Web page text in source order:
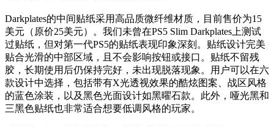
Darkplates的中间贴纸采用高品质微纤维材质，目前售价为15
美元（原价25美元）。我们未曾在PS5 Slim Darkplates上测试
过贴纸，但对第一代PS5的贴纸表现印象深刻。贴纸设计完美
贴合光滑的中部区域，且不会影响按钮或接口。贴纸不留残
胶，长期使用后仍保持完好，未出现脱落现象。用户可以在六
款设计中选择，包括带有X光透视效果的酷炫图案、战区风格
的蓝色涂装，以及黑色光面设计如黑曜石款。此外，哑光黑和
三黑色贴纸也非常适合想要低调风格的玩家。